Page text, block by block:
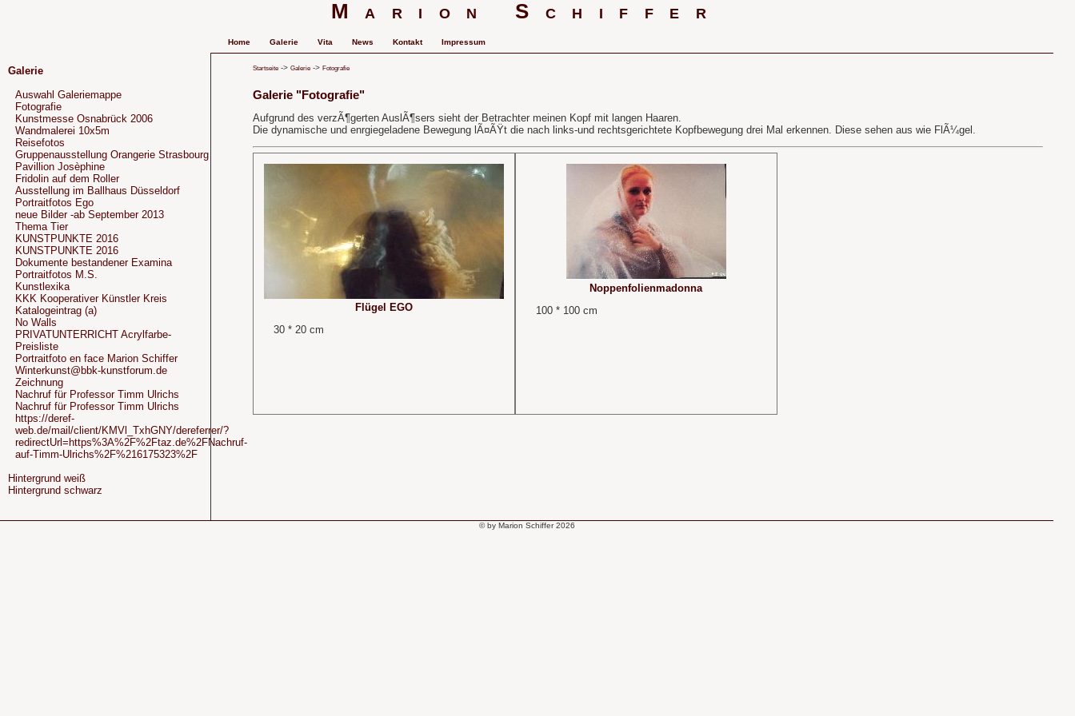
Marion Schiffer
Home Galerie Vita News Kontakt Impressum
Startseite ->Galerie ->Fotografie
Galerie "Fotografie"
Aufgrund des verzÃ¶gerten AuslÃ¶sers sieht der Betrachter meinen Kopf mit langen Haaren.
Die dynamische und enrgiegeladene Bewegung lÃ¤ÃŸt die nach links-und rechtsgerichtete Kopfbewegung drei Mal erkennen. Diese sehen aus wie FlÃ¼gel.
Flügel EGO
30 * 20 cm
Noppenfolienmadonna
100 * 100 cm
Galerie
Auswahl Galeriemappe
Fotografie
Kunstmesse Osnabrück 2006
Wandmalerei 10x5m
Reisefotos
Gruppenausstellung Orangerie Strasbourg
Pavillion Josèphine
Fridolin auf dem Roller
Ausstellung im Ballhaus Düsseldorf
Portraitfotos Ego
neue Bilder -ab September 2013
Thema Tier
KUNSTPUNKTE 2016
KUNSTPUNKTE 2016
Dokumente bestandener Examina
Portraitfotos M.S.
Kunstlexika
KKK Kooperativer Künstler Kreis
Katalogeintrag (a)
No Walls
PRIVATUNTERRICHT Acrylfarbe-
Preisliste
Portraitfoto en face Marion Schiffer
Winterkunst@bbk-kunstforum.de
Zeichnung
Nachruf für Professor Timm Ulrichs
Nachruf für Professor Timm Ulrichs
https://deref-
web.de/mail/client/KMVl_TxhGNY/dereferrer/?
redirectUrl=https%3A%2F%2Ftaz.de%2FNachruf-
auf-Timm-Ulrichs%2F%216175323%2F
Hintergrund weiß
Hintergrund schwarz
© by Marion Schiffer 2026